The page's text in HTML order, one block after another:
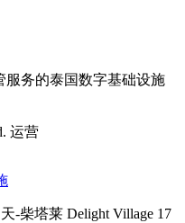
服务的泰国数字基础设施
运营
-柴塔莱 Delight Village 17